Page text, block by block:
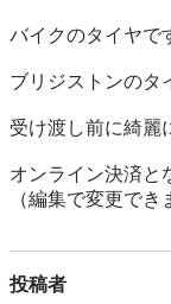
バイクのタイヤで
ブリジストンのタ
受け渡し前に綺麗
オンライン決済と
（編集で変更でき
投稿者